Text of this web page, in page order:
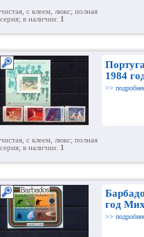
чистая, с клеем, люкс; полная
серия; в наличии: 1
1984
>>
чистая, с клеем, люкс; полная
серия; в наличии: 1
год
>>